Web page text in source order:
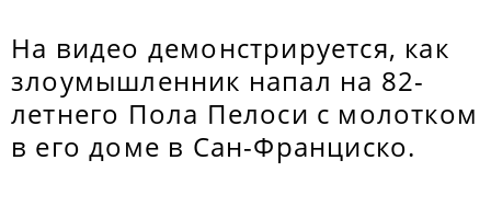
На видео демонстрируется, как
злоумышленник напал на 82-
летнего Пола Пелоси с молотком
в его доме в Сан-Франциско.